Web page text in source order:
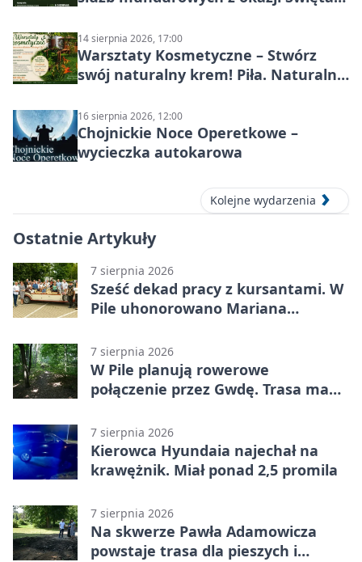
14 sierpnia 2026, 17:00
Warsztaty Kosmetyczne – Stwórz
swój naturalny krem! Piła. Naturalna
16 sierpnia 2026, 12:00
Chojnickie Noce Operetkowe –
wycieczka autokarowa
Kolejne wydarzenia
Ostatnie Artykuły
7 sierpnia 2026
Sześć dekad pracy z kursantami. W
Pile uhonorowano Mariana
7 sierpnia 2026
W Pile planują rowerowe
połączenie przez Gwdę. Trasa ma
7 sierpnia 2026
Kierowca Hyundaia najechał na
krawężnik. Miał ponad 2,5 promila
7 sierpnia 2026
Na skwerze Pawła Adamowicza
powstaje trasa dla pieszych i